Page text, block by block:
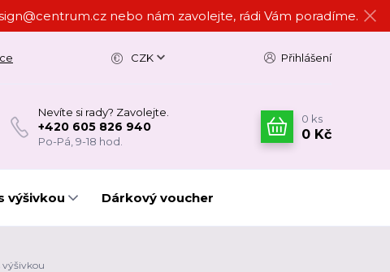
nebo nám zavolejte, rádi Vám poradíme.
CZK Přihlášení
Nevíte si rady? Zavolejte.
+420 605 826 940
Po-Pá, 9-18 hod.
0 ks
0 Kč
výšivkou Dárkový voucher